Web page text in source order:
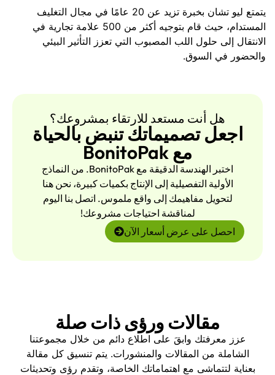
يتمتع ليو تشان بخبرة تزيد عن 20 عامًا في مجال التغليف
المستدام، حيث قام بتوجيه أكثر من 500 علامة تجارية في
الانتقال إلى حلول اللب المصبوب التي تعزز التأثير البيئي
والحضور في السوق.
هل أنت مستعد للارتقاء بمشروعك؟
اجعل تصميماتك تنبض بالحياة
مع BonitoPak
اختبر الهندسة الدقيقة مع BonitoPak. من النماذج
الأولية التفصيلية إلى الإنتاج بكميات كبيرة، نحن هنا
لتحويل مفاهيمك إلى واقع ملموس. اتصل بنا اليوم
لمناقشة احتياجات مشروعك!
احصل على عرض أسعار الآن
مقالات ورؤى ذات صلة
عزز معرفتك وابقَ على اطلاع دائم من خلال مجموعتنا
الشاملة من المقالات والمنشورات. يتم تنسيق كل مقالة
بعناية لتتماشى مع اهتماماتك الخاصة، وتقدم رؤى وتحديثات